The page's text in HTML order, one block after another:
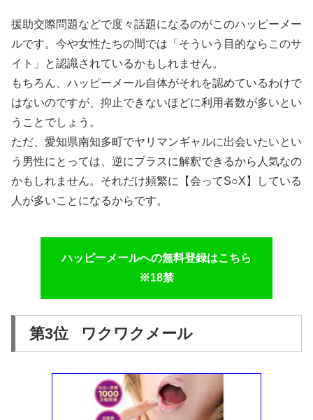
援助交際問題などで度々話題になるのがこのハッピーメー
ルです。今や女性たちの間では「そういう目的ならこのサ
イト」と認識されているかもしれません。
もちろん、ハッピーメール自体がそれを認めているわけで
はないのですが、抑止できないほどに利用者数が多いとい
うことでしょう。
ただ、愛知県南知多町でヤリマンギャルに出会いたいとい
う男性にとっては、逆にプラスに解釈できるから人気なの
かもしれません。それだけ頻繁に【会ってS○X】している
人が多いことになるからです。
ハッピーメールへの無料登録はこちら
※18禁
第3位 ワクワクメール